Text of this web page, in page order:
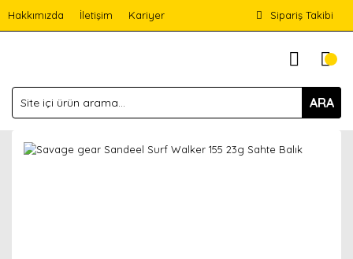
Hakkımızda İletişim Kariyer Sipariş Takibi
ARA